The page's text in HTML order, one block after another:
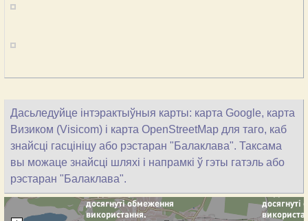
Дасьледуйце інтэрактыўныя карты: карта Google, карта
Визиком (Visicom) і карта OpenStreetMap для таго, каб
знайсці гасцініцу або рэстаран "Балаклава". Таксама
вы можаце знайсці шляхі і напрамкі ў гэты гатэль або
рэстаран "Балаклава".